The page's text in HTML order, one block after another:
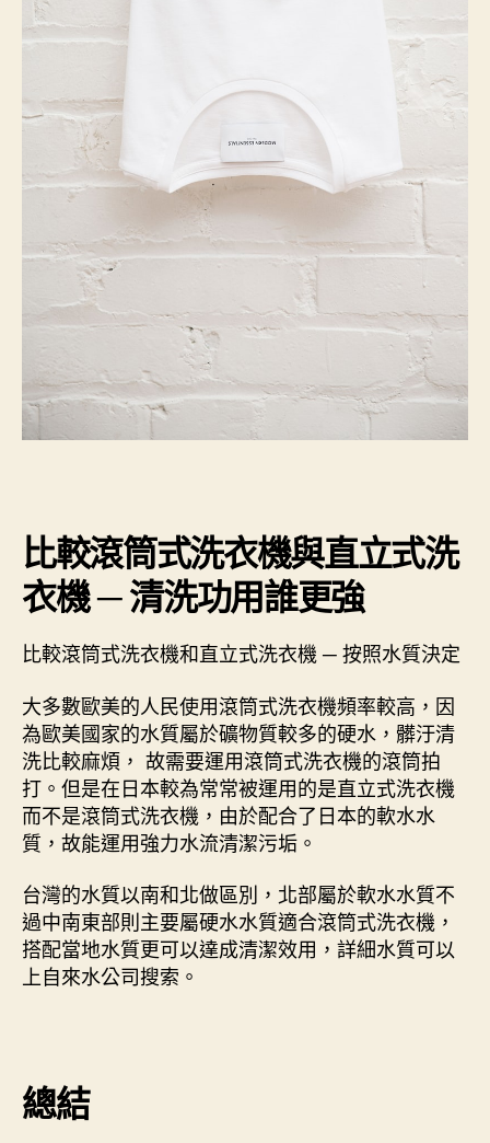
比較滾筒式洗衣機與直立式洗
衣機 ─ 清洗功用誰更強
比較滾筒式洗衣機和直立式洗衣機 ─ 按照水質決定
大多數歐美的人民使用滾筒式洗衣機頻率較高，因
為歐美國家的水質屬於礦物質較多的硬水，髒汙清
洗比較麻煩， 故需要運用滾筒式洗衣機的滾筒拍
打。但是在日本較為常常被運用的是直立式洗衣機
而不是滾筒式洗衣機，由於配合了日本的軟水水
質，故能運用強力水流清潔污垢。
台灣的水質以南和北做區別，北部屬於軟水水質不
過中南東部則主要屬硬水水質適合滾筒式洗衣機，
搭配當地水質更可以達成清潔效用，詳細水質可以
上自來水公司搜索。
總結